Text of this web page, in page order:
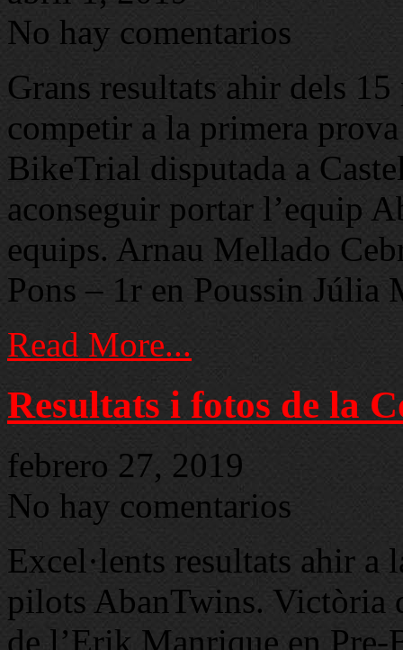
No hay comentarios
Grans resultats ahir dels
competir a la primera
BikeTrial disputada a
aconseguir portar l’equip
equips. Arnau Mellado
Pons – 1r en Poussin
Read More...
Resultats i fotos de la
febrero 27, 2019
No hay comentarios
Excel·lents resultats ahir a
pilots AbanTwins. Victòria
de l’Erik Manrique en Pre-